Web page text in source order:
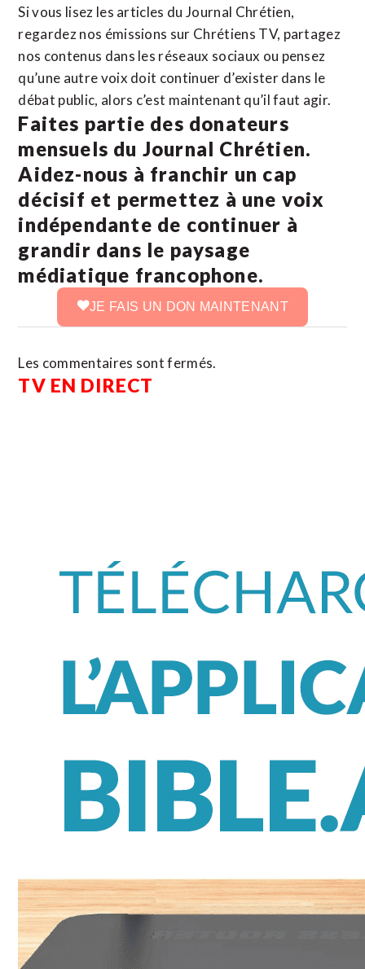
Si vous lisez les articles du Journal Chrétien,
regardez nos émissions sur Chrétiens TV, partagez
nos contenus dans les réseaux sociaux ou pensez
qu’une autre voix doit continuer d’exister dans le
débat public, alors c’est maintenant qu’il faut agir.
Faites partie des donateurs
mensuels du Journal Chrétien.
Aidez-nous à franchir un cap
décisif et permettez à une voix
indépendante de continuer à
grandir dans le paysage
médiatique francophone.
JE FAIS UN DON MAINTENANT
Les commentaires sont fermés.
TV EN DIRECT